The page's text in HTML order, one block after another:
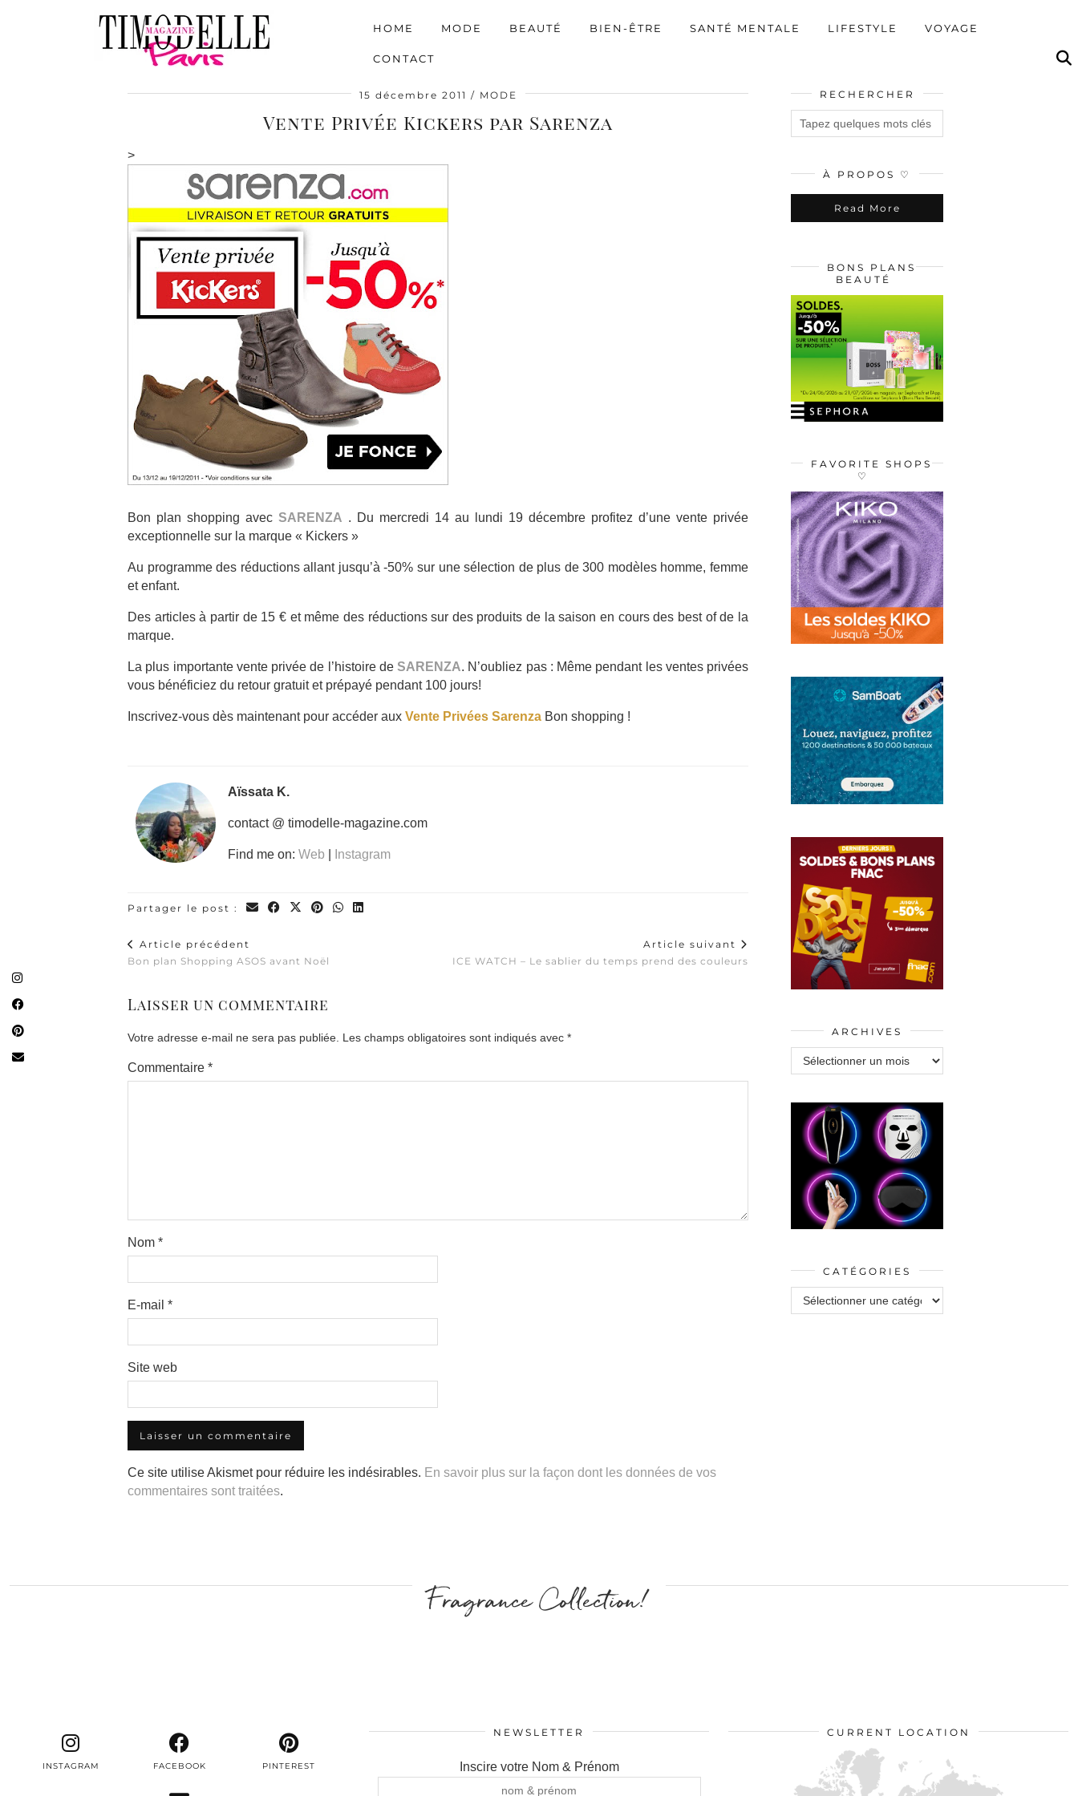
HOME MODE BEAUTÉ BIEN-ÊTRE SANTÉ MENTALE LIFESTYLE VOYAGE
CONTACT
15 décembre 2011 MODE
Vente Privée Kickers par Sarenza
>
Bon plan shopping avec SARENZA . Du mercredi 14 au lundi 19 décembre profitez d’une vente privée
exceptionnelle sur la marque « Kickers »
Au programme des réductions allant jusqu’à -50% sur une sélection de plus de 300 modèles homme, femme
et enfant.
Des articles à partir de 15 € et même des réductions sur des produits de la saison en cours des best of de la
marque.
La plus importante vente privée de l’histoire de SARENZA. N’oubliez pas : Même pendant les ventes privées
vous bénéficiez du retour gratuit et prépayé pendant 100 jours!
Inscrivez-vous dès maintenant pour accéder aux Vente Privées Sarenza Bon shopping !
Aïssata K.
contact @ timodelle-magazine.com
Find me on: Web Instagram
Partager le post :
Article précédent
Bon plan Shopping ASOS avant Noël
Article suivant
ICE WATCH – Le sablier du temps prend des couleurs
Laisser un commentaire
Votre adresse e-mail ne sera pas publiée. Les champs obligatoires sont indiqués avec *
Commentaire *
Nom *
E-mail *
Site web
Ce site utilise Akismet pour réduire les indésirables. En savoir plus sur la façon dont les données de vos
commentaires sont traitées.
RECHERCHER
À PROPOS ♡
Read More
BONS PLANS
BEAUTÉ
FAVORITE SHOPS
♡
ARCHIVES
Archives
CATÉGORIES
Catégories
Fragrance Collection!
INSTAGRAM FACEBOOK PINTEREST
NEWSLETTER
Inscire votre Nom & Prénom
CURRENT LOCATION